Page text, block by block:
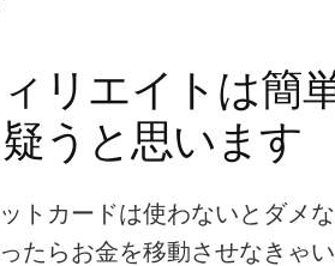
リエイトは簡
うと思います
トカードは使わないとダメ
たらお金を移動させなきゃ